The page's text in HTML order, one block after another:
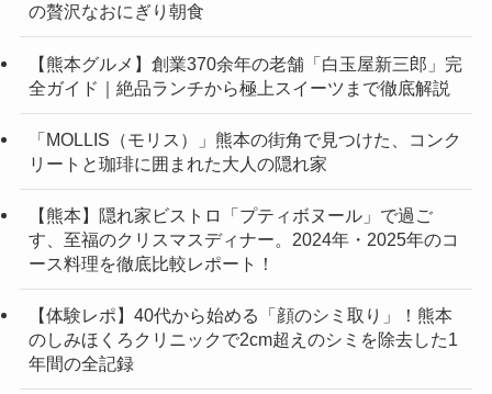
の贅沢なおにぎり朝食
【熊本グルメ】創業370余年の老舗「白玉屋新三郎」完
全ガイド｜絶品ランチから極上スイーツまで徹底解説
「MOLLIS（モリス）」熊本の街角で見つけた、コンク
リートと珈琲に囲まれた大人の隠れ家
【熊本】隠れ家ビストロ「プティボヌール」で過ご
す、至福のクリスマスディナー。2024年・2025年のコ
ース料理を徹底比較レポート！
【体験レポ】40代から始める「顔のシミ取り」！熊本
のしみほくろクリニックで2cm超えのシミを除去した1
年間の全記録